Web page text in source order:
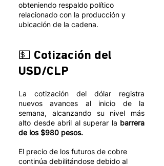
obteniendo respaldo político
relacionado con la producción y
ubicación de la cadena.
💵 Cotización del
USD/CLP
La cotización del dólar registra
nuevos avances al inicio de la
semana, alcanzando su nivel más
alto desde abril al superar la barrera
de los $980 pesos.
El precio de los futuros de cobre
continúa debilitándose debido al